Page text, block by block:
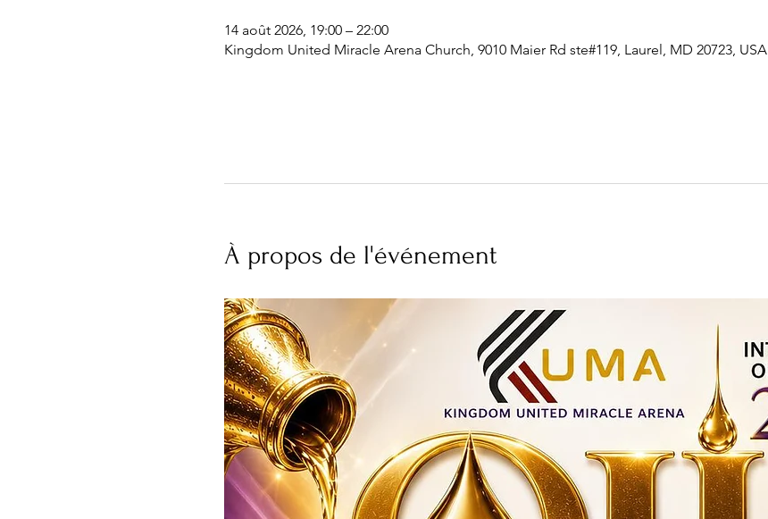
14 août 2026, 19:00 – 22:00
Kingdom United Miracle Arena Church, 9010 Maier Rd ste#119, Laurel, MD 20723, USA
À propos de l'événement